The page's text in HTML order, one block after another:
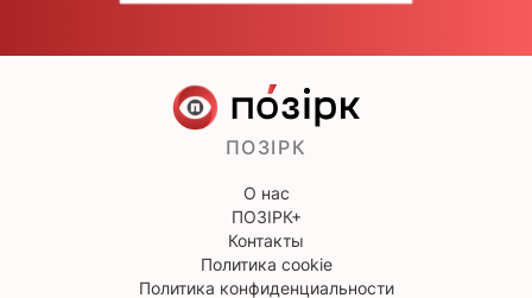
ПОЗІРК
О нас
ПОЗІРК+
Контакты
Политика cookie
Политика конфиденциальности